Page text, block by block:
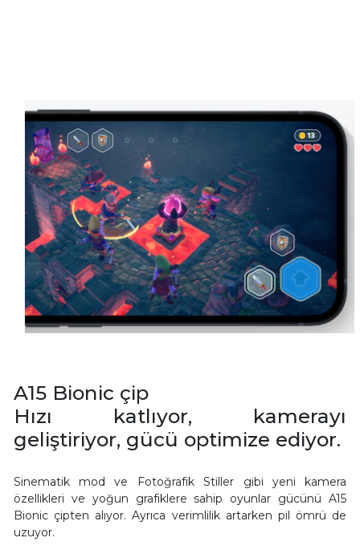
A15 Bionic çip
Hızı katlıyor, kamerayı
geliştiriyor, gücü optimize ediyor.
Sinematik mod ve Fotoğrafik Stiller gibi yeni kamera
özellikleri ve yoğun grafiklere sahip oyunlar gücünü A15
Bionic çipten alıyor. Ayrıca verimlilik artarken pil ömrü de
uzuyor.